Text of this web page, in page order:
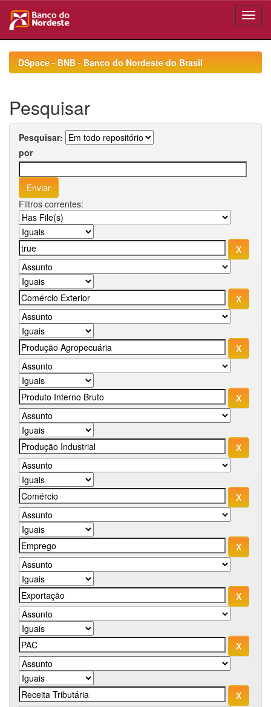
navigationDSpace - BNB - Banco do Nordeste do Brasil
Pesquisar
Pesquisar:
por
Filtros correntes: